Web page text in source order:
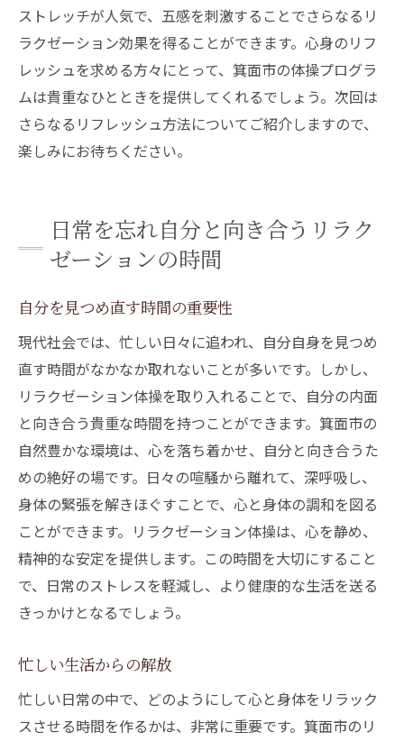
ストレッチが人気で、五感を刺激することでさらなるリ
ラクゼーション効果を得ることができます。心身のリフ
レッシュを求める方々にとって、箕面市の体操プログラ
ムは貴重なひとときを提供してくれるでしょう。次回は
さらなるリフレッシュ方法についてご紹介しますので、
楽しみにお待ちください。
日常を忘れ自分と向き合うリラク
ゼーションの時間
自分を見つめ直す時間の重要性
現代社会では、忙しい日々に追われ、自分自身を見つめ
直す時間がなかなか取れないことが多いです。しかし、
リラクゼーション体操を取り入れることで、自分の内面
と向き合う貴重な時間を持つことができます。箕面市の
自然豊かな環境は、心を落ち着かせ、自分と向き合うた
めの絶好の場です。日々の喧騒から離れて、深呼吸し、
身体の緊張を解きほぐすことで、心と身体の調和を図る
ことができます。リラクゼーション体操は、心を静め、
精神的な安定を提供します。この時間を大切にすること
で、日常のストレスを軽減し、より健康的な生活を送る
きっかけとなるでしょう。
忙しい生活からの解放
忙しい日常の中で、どのようにして心と身体をリラック
スさせる時間を作るかは、非常に重要です。箕面市のリ